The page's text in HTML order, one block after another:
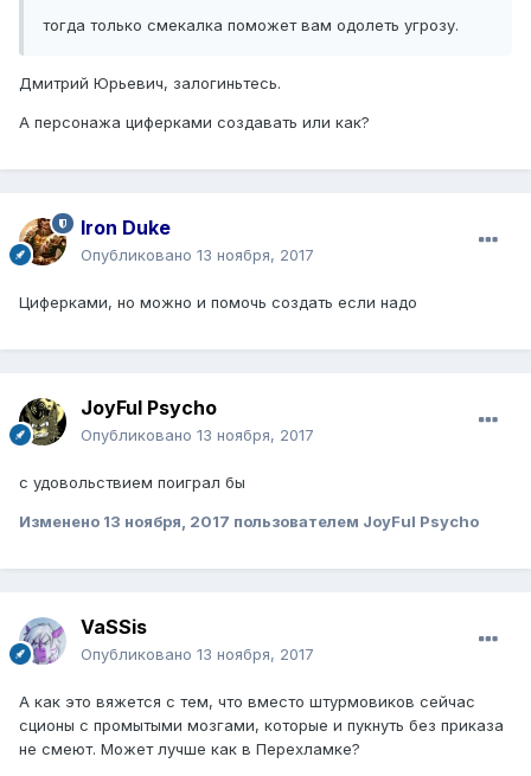
тогда только смекалка поможет вам одолеть угрозу.
Дмитрий Юрьевич, залогиньтесь.
А персонажа циферками создавать или как?
Iron Duke
Опубликовано 13 ноября, 2017
Циферками, но можно и помочь создать если надо
JoyFul Psycho
Опубликовано 13 ноября, 2017
с удовольствием поиграл бы
Изменено 13 ноября, 2017 пользователем JoyFul Psycho
VaSSis
Опубликовано 13 ноября, 2017
А как это вяжется с тем, что вместо штурмовиков сейчас
сционы с промытыми мозгами, которые и пукнуть без приказа
не смеют. Может лучше как в Перехламке?